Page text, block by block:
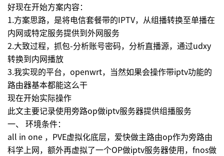
好现在开始方案内容：
1.方案思路，是将电信套餐带的IPTV，从组播转换至单播在
内网或特定服务提供到外网服务
2.大致过程，抓包-分析账号密码，分析直播源，通过udxy
转换到内网播放
3.我实现的平台，openwrt，当然如果会操作带iptv功能的
路由器基本都能这么干
现在开始实际操作
此文主要记录使用旁路op做iptv服务器提供组播服务
一、 环境条件：
all in one ，PVE虚拟化底层，爱快做主路由op作为旁路由
科学上网，额外再虚拟了一个OP做iptv服务器使用，fnos做